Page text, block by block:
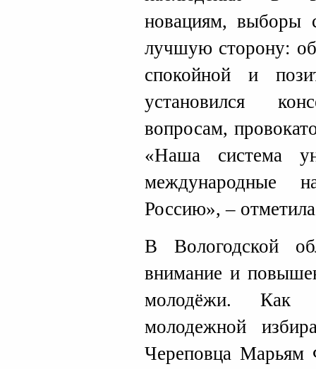
новациям, выборы
лучшую сторону:
спокойной и
установился
вопросам,
«Наша система
международные
Россию», –
В Вологодской
внимание и
молодёжи. Как
молодежной
Череповца